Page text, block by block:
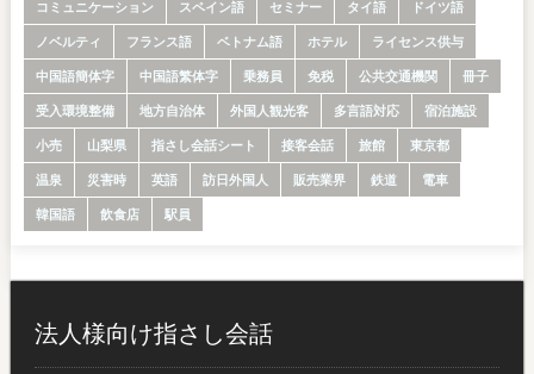
コミュニケーション
スペイン語 セミナー タイ語
ドイツ語
ノベルティ
フランス語 ベトナム語 ホテル
ライセンス供与
中国語簡体字
中国語繁体字 乗務員 免税 公共交通機関
冊子
受入環境整備
地方自治体 外国人観光客 多言語対応
宿泊施設
小売
山梨県 指さし会話シート 接客会話 旅館
東京都
温泉
災害時 英語 訪日外国人 販売業界 鉄道
電車
韓国語
飲食店 駅員
法人様向け指さし会話